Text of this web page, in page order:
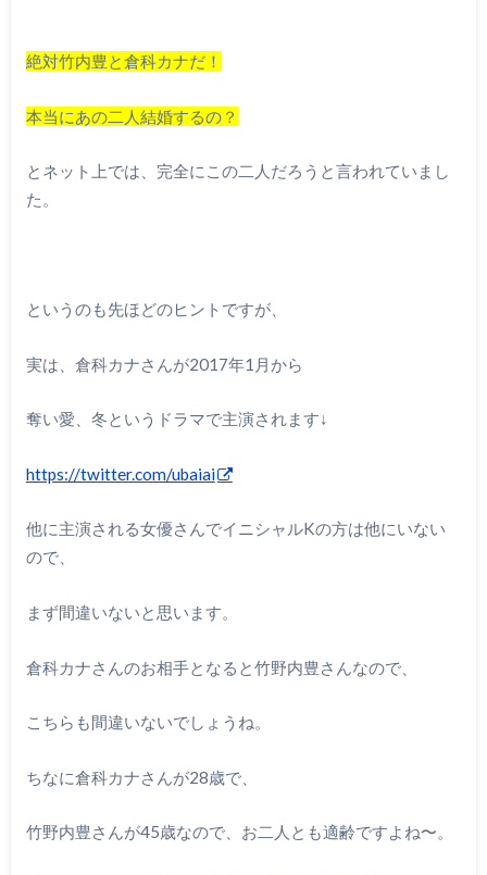
絶対竹内豊と倉科カナだ！
本当にあの二人結婚するの？
とネット上では、完全にこの二人だろうと言われていまし
た。
というのも先ほどのヒントですが、
実は、倉科カナさんが2017年1月から
奪い愛、冬というドラマで主演されます↓
https://twitter.com/ubaiai
他に主演される女優さんでイニシャルKの方は他にいない
ので、
まず間違いないと思います。
倉科カナさんのお相手となると竹野内豊さんなので、
こちらも間違いないでしょうね。
ちなに倉科カナさんが28歳で、
竹野内豊さんが45歳なので、お二人とも適齢ですよね〜。